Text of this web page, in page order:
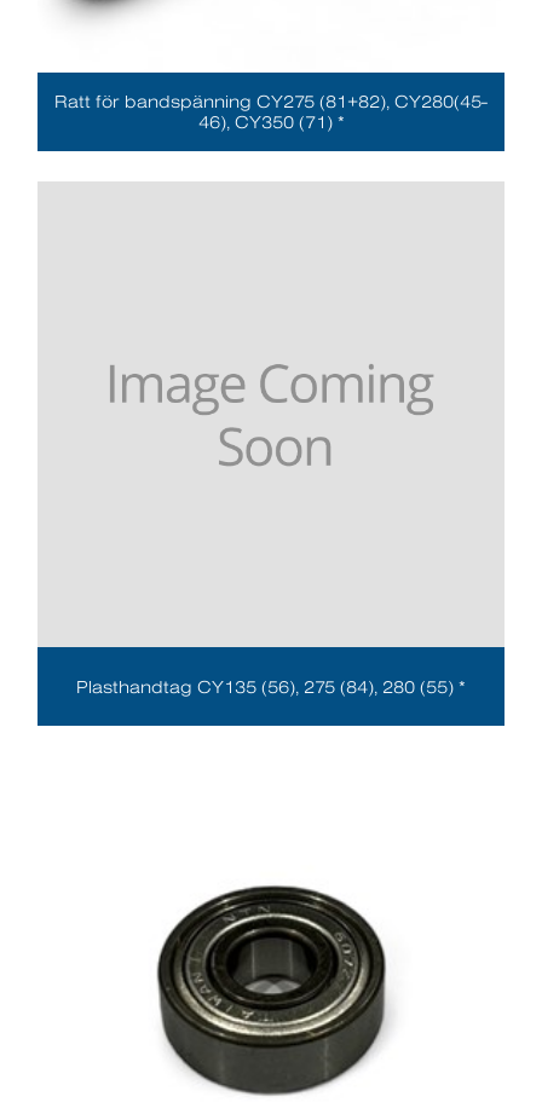
Ratt för bandspänning CY275 (81+82), CY280(45-
46), CY350 (71) *
Plasthandtag CY135 (56), 275 (84), 280 (55) *